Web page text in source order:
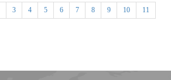
3 4 5 6 7 8 9 10 11